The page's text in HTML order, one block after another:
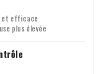
par e-mail :
et efficace
plus élevée